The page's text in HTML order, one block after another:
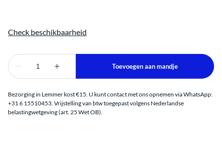
Bezorging in Lemmer kost €15. U kunt contact met ons opnemen via WhatsApp:
+31 6 15510453. Vrijstelling van btw toegepast volgens Nederlandse
belastingwetgeving (art. 25 Wet OB).